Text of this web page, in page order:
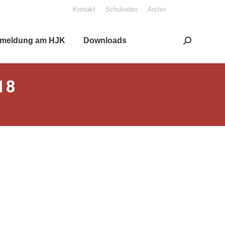
Kon­takt Schul­vi­deo Archiv
am HJK Down­loads Search: